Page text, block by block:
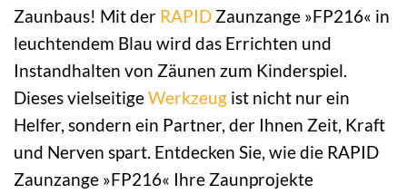
Zaunbaus! Mit der RAPID Zaunzange »FP216« in
leuchtendem Blau wird das Errichten und
Instandhalten von Zäunen zum Kinderspiel.
Dieses vielseitigeWerkzeug ist nicht nur ein
Helfer, sondern ein Partner, der Ihnen Zeit, Kraft
und Nerven spart. Entdecken Sie, wie die RAPID
Zaunzange »FP216« Ihre Zaunprojekte